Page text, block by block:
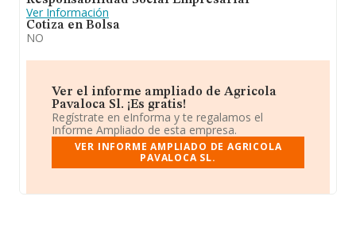
Ver Información
Cotiza en Bolsa
NO
Ver el informe ampliado de Agricola
Pavaloca Sl. ¡Es gratis!
Regístrate en eInforma y te regalamos el
Informe Ampliado de esta empresa.
VER INFORME AMPLIADO DE AGRICOLA
PAVALOCA SL.